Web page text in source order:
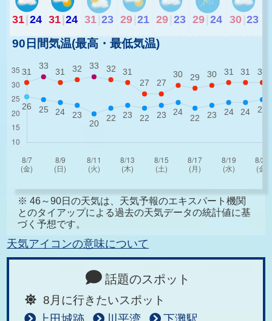
31|24 31|24 31 23 29 21 29 23 29 24 30 23
90日間気温(最高・最低気温)
※ 46～90日の天気は、天気予報のエキスパート機関
とのタイアップによる過去の天気データの統計値に基
づく予想です。
天気アイコンの意味について
話題のスポット
8月に行きたいスポット